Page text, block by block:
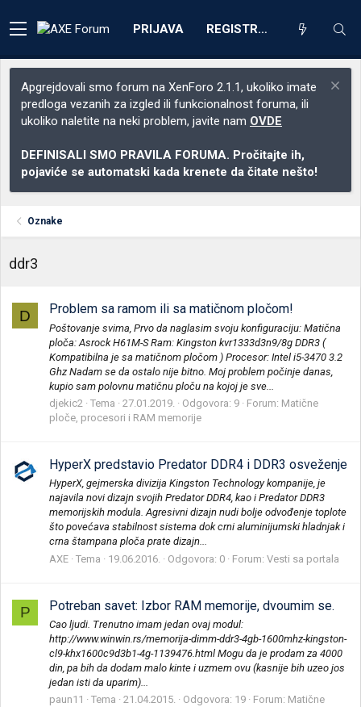
PRIJAVA REGISTRACIJA
Apgrejdovali smo forum na XenForo 2.1.1, ukoliko imate
predloga vezanih za izgled ili funkcionalnost foruma, ili
ukoliko naletite na neki problem, javite nam OVDE
DEFINISALI SMO PRAVILA FORUMA. Pročitajte ih,
pojaviće se automatski kada krenete da čitate nešto!
Oznake
ddr3
D Problem sa ramom ili sa matičnom pločom!
Poštovanje svima, Prvo da naglasim svoju konfiguraciju: Matična
ploča: Asrock H61M-S Ram: Kingston kvr1333d3n9/8g DDR3 (
Kompatibilna je sa matičnom pločom ) Procesor: Intel i5-3470 3.2
Ghz Nadam se da ostalo nije bitno. Moj problem počinje danas,
kupio sam polovnu matičnu ploču na kojoj je sve...
djekic2
Tema 27.01.2019. Odgovora: 9 Forum: Matične
ploče, procesori i RAM memorije
HyperX predstavio Predator DDR4 i DDR3 osveženje
HyperX, gejmerska divizija Kingston Technology kompanije, je
najavila novi dizajn svojih Predator DDR4, kao i Predator DDR3
memorijskih modula. Agresivni dizajn nudi bolje odvođenje toplote
što povećava stabilnost sistema dok crni aluminijumski hladnjak i
crna štampana ploča prate dizajn...
AXE Tema 19.06.2016. Odgovora: 0 Forum: Vesti sa portala
P Potreban savet: Izbor RAM memorije, dvoumim se.
Cao ljudi. Trenutno imam jedan ovaj modul:
http://www.winwin.rs/memorija-dimm-ddr3-4gb-1600mhz-kingston-
cl9-khx1600c9d3b1-4g-1139476.html Mogu da je prodam za 4000
din, pa bih da dodam malo kinte i uzmem ovu (kasnije bih uzeo jos
jedan isti da uparim)...
paun11
Tema 21.04.2015. Odgovora: 19 Forum: Matične